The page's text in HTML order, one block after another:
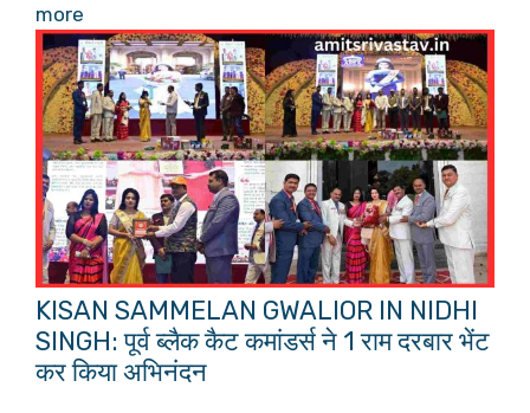
more
KISAN SAMMELAN GWALIOR IN NIDHI
SINGH: पूर्व ब्लैक कैट कमांडर्स ने 1 राम दरबार भेंट
कर किया अभिनंदन